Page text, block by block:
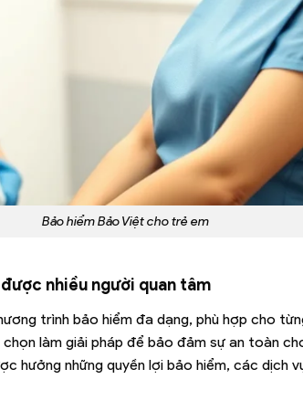
Bảo hiểm Bảo Việt cho trẻ em
nhiều người quan tâm
trình bảo hiểm đa dạng, phù hợp cho
làm giải pháp để bảo đảm sự an toàn
hưởng những quyền lợi bảo hiểm, các dịch